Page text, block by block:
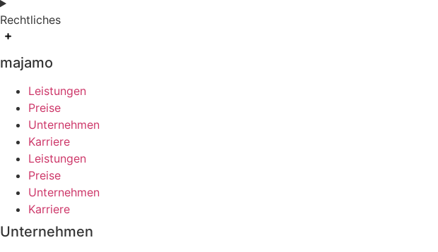
Rechtliches
majamo
Leistungen
Preise
Unternehmen
Karriere
Leistungen
Preise
Unternehmen
Karriere
Unternehmen